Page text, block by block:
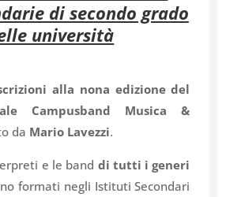
di secondo grado
università
alla nona edizione del
Campusband Musica &
da Mario Lavezzi.
e le band di tutti i generi
formati negli Istituti Secondari